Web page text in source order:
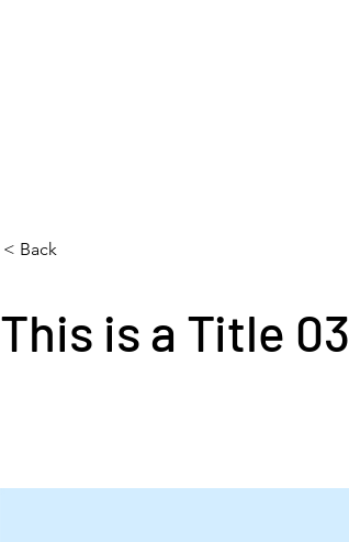
< Back
This is a Title 03